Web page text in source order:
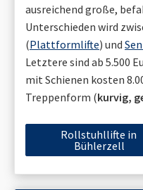
ausreichend große,
Unterschieden wird
(Plattformlifte) und
Letztere sind ab 5.500
mit Schienen kosten
Treppenform (kurvig,
Rollstuhllifte in
Bühlerzell